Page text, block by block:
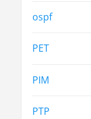
ospf
PET
PIM
PTP